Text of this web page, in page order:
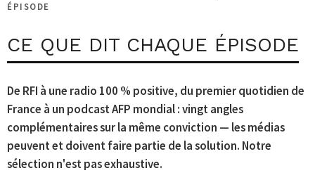
ÉPISODE
CE QUE DIT CHAQUE ÉPISODE
De RFI à une radio 100 % positive, du premier quotidien de
France à un podcast AFP mondial : vingt angles
complémentaires sur la même conviction — les médias
peuvent et doivent faire partie de la solution. Notre
sélection n'est pas exhaustive.